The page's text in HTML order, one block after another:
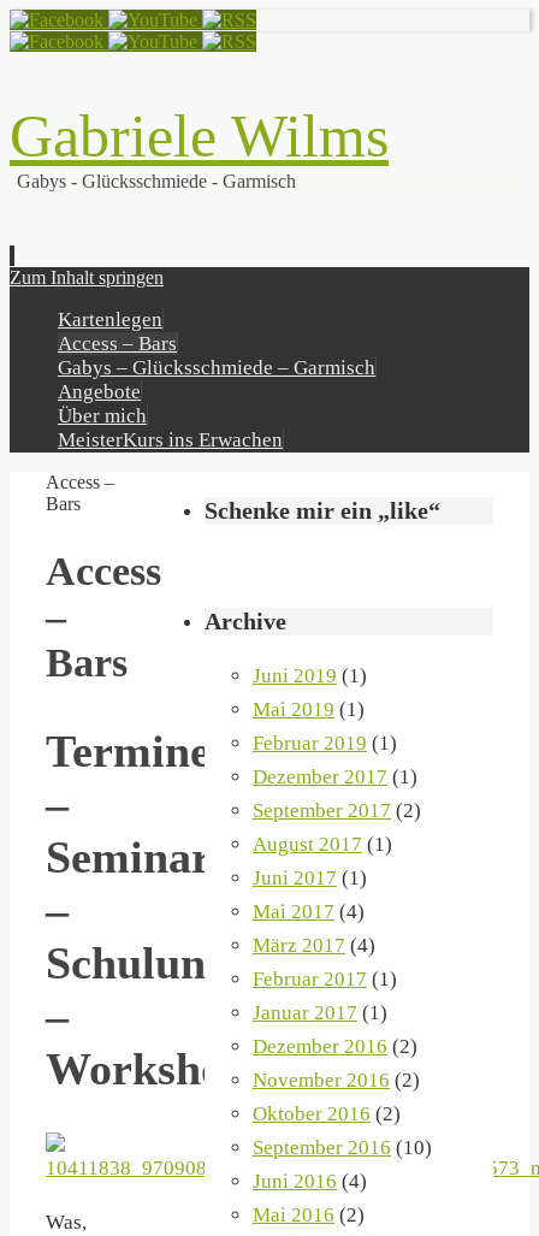
Gabriele Wilms
Gabys - Glücksschmiede - Garmisch
Zum Inhalt springen
Kartenlegen
Access – Bars
Gabys – Glücksschmiede – Garmisch
Angebote
Über mich
MeisterKurs ins Erwachen
Access –
Bars
Access
–
Bars
Termine
–
Seminare
–
Schulungen
–
Workshops
Was,
Schenke mir ein „like“
Archive
Juni 2019 (1)
Mai 2019 (1)
Februar 2019 (1)
Dezember 2017 (1)
September 2017 (2)
August 2017 (1)
Juni 2017 (1)
Mai 2017 (4)
März 2017 (4)
Februar 2017 (1)
Januar 2017 (1)
Dezember 2016 (2)
November 2016 (2)
Oktober 2016 (2)
September 2016 (10)
Juni 2016 (4)
Mai 2016 (2)